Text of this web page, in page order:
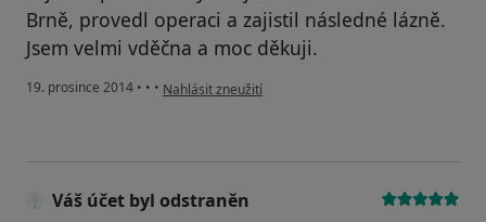
Brně, provedl operaci a zajistil následné lázně.
Jsem velmi vděčna a moc děkuji.
19. prosince 2014 • • • podle názoru uživatele Váš účet byl odstraněn
Nahlásit zneužití
Váš účet byl odstraněn